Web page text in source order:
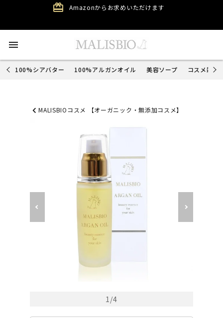
card_giftcard Amazonからお求めいただけます
menu
100%シアバター 100%アルガンオイル 美容ソープ コスメ雑貨
MALISBIOコスメ 【オーガニック・無添加コスメ】
1 /4